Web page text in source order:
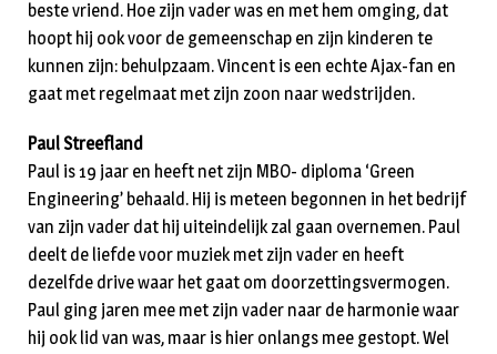
beste vriend. Hoe zijn vader was en met hem omging, dat
hoopt hij ook voor de gemeenschap en zijn kinderen te
kunnen zijn: behulpzaam. Vincent is een echte Ajax-fan en
gaat met regelmaat met zijn zoon naar wedstrijden.
Paul Streefland
Paul is 19 jaar en heeft net zijn MBO- diploma ‘Green
Engineering’ behaald. Hij is meteen begonnen in het bedrijf
van zijn vader dat hij uiteindelijk zal gaan overnemen. Paul
deelt de liefde voor muziek met zijn vader en heeft
dezelfde drive waar het gaat om doorzettingsvermogen.
Paul ging jaren mee met zijn vader naar de harmonie waar
hij ook lid van was, maar is hier onlangs mee gestopt. Wel